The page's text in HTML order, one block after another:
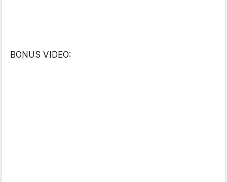
BONUS VIDEO: